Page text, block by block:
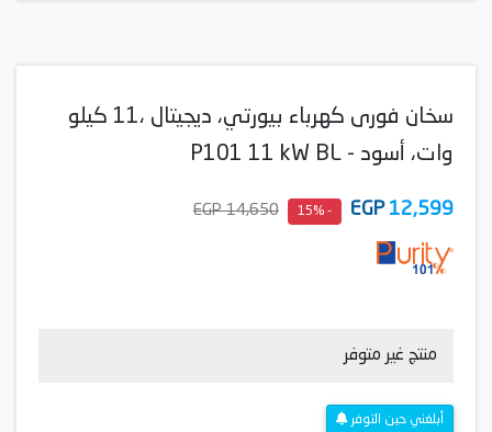
سخان فورى كهرباء بيورتي، ديجيتال ،11 كيلو
وات، أسود - P101 11 kW BL
12,599
EGP
- 15%
14,650 EGP
منتج غير متوفر
أبلغني حين التوفر